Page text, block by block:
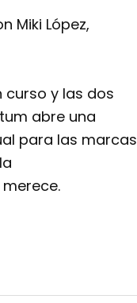
Miki López,
curso y las dos
abre una
para las marcas